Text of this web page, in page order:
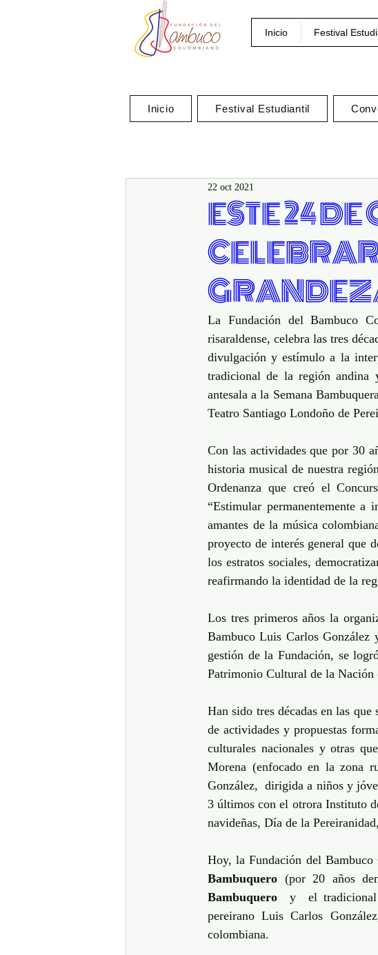
Inicio Festival
ESTE 24
22 oct 2021
La Fundación del Bambuco
risaraldense, celebra las tres
divulgación y estímulo a la
tradicional de la región andina
antesala a la Semana
Teatro Santiago Londoño de
Con las actividades que por 30
historia musical de nuestra
Ordenanza que creó el
“Estimular permanentemente a
amantes de la música
proyecto de interés general que
los estratos sociales,
reafirmando la identidad de la
Los tres primeros años la
Bambuco Luis Carlos González
gestión de la Fundación, se
Patrimonio Cultural de la Nación
Han sido tres décadas en las
de actividades y propuestas
culturales nacionales y otras
Morena (enfocado en la zona
González,  dirigida a niños y
3 últimos con el otrora Instituto
navideñas, Día de la
Hoy, la Fundación del
Bambuquero (por 20 años
Bambuquero
  y  el tradicional
pereirano Luis Carlos
colombiana.
Inicio Festival Estudiantil